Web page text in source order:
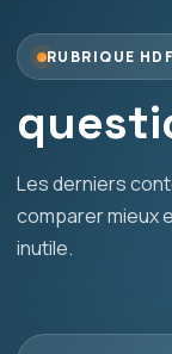
RUBRIQUE
Les derniers
comparer mieux
inutile.